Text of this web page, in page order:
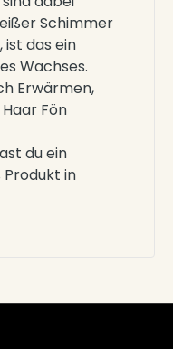
Schimmer
das ein
Wachses.
Erwärmen,
Fön
du ein
in